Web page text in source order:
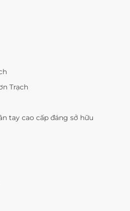
Trạch
tay cao cấp đáng sở hữu